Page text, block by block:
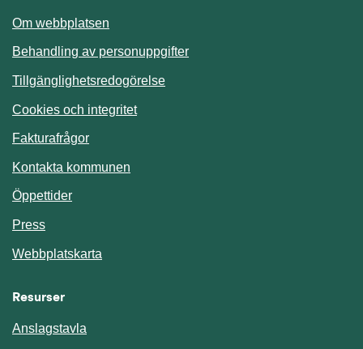
Om webbplatsen
Behandling av personuppgifter
Tillgänglighetsredogörelse
Cookies och integritet
Fakturafrågor
Kontakta kommunen
Öppettider
Press
Webbplatskarta
Resurser
Anslagstavla